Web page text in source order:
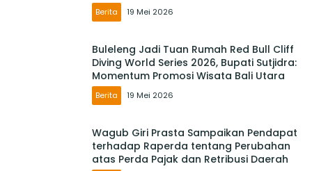
Berita 19 Mei 2026
Buleleng Jadi Tuan Rumah Red Bull Cliff
Diving World Series 2026, Bupati Sutjidra:
Momentum Promosi Wisata Bali Utara
Berita 19 Mei 2026
Wagub Giri Prasta Sampaikan Pendapat
terhadap Raperda tentang Perubahan
atas Perda Pajak dan Retribusi Daerah